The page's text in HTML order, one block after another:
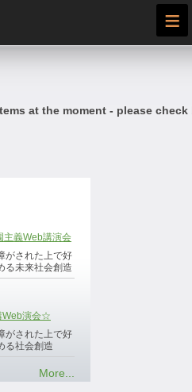
≡
at the moment - please
義Web講演会
がされた上で好
る未来社会創造
Web演会☆
がされた上で好
る社会創造
More...